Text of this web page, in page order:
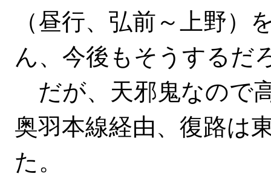
（昼行、弘前～上野）
ん、今後もそうするだ
だが、天邪鬼なので
奥羽本線経由、復路は
た。